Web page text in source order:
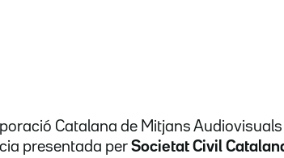
Catalana de Mitjans
presentada per Societat Civil